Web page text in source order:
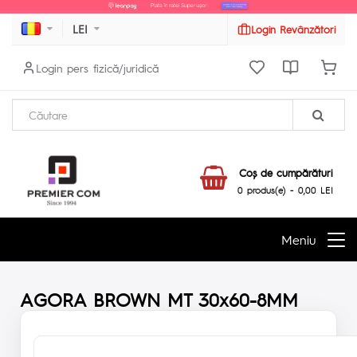
LEI Login Revânzători
Login pers fizică/juridică
Coş de cumpărături
0 produs(e) - 0,00 LEI
Meniu
AGORA BROWN MT 30x60-8MM